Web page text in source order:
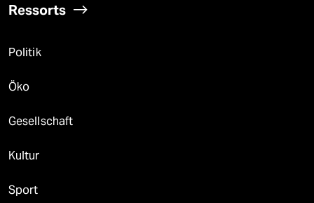
Ressorts
Politik
Öko
Gesellschaft
Kultur
Sport